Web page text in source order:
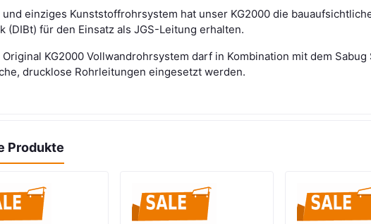
und einziges Kunststoffrohrsystem hat unser KG2000 die
(DIBt) für den Einsatz als JGS-Leitung erhalten.
KG2000 Vollwandrohrsystem darf in Kombination mit dem
drucklose Rohrleitungen eingesetzt werden.
Produkte